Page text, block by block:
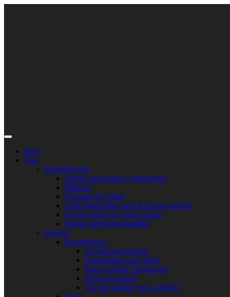
Hem
Foto
Bildredigering
Arbeta med masker i Photoshop
Bildspel
Filformat för bilder
Långt skärpedjup med focusing stacking
Oskarp mask och smart skärpa
Skärpa med high-passfilter
Fototips
Komposition
Gå närmare motivet
Komposition med linjer
Placera något i förgrunden
Rama in motivet
Var ska skärpan vara i bilden?